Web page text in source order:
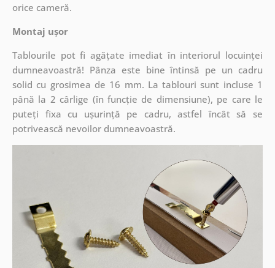
orice cameră.
Montaj ușor
Tablourile pot fi agățate imediat în interiorul locuinței
dumneavoastră! Pânza este bine întinsă pe un cadru
solid cu grosimea de 16 mm. La tablouri sunt incluse 1
până la 2 cârlige (în funcție de dimensiune), pe care le
puteți fixa cu ușurință pe cadru, astfel încât să se
potrivească nevoilor dumneavoastră.